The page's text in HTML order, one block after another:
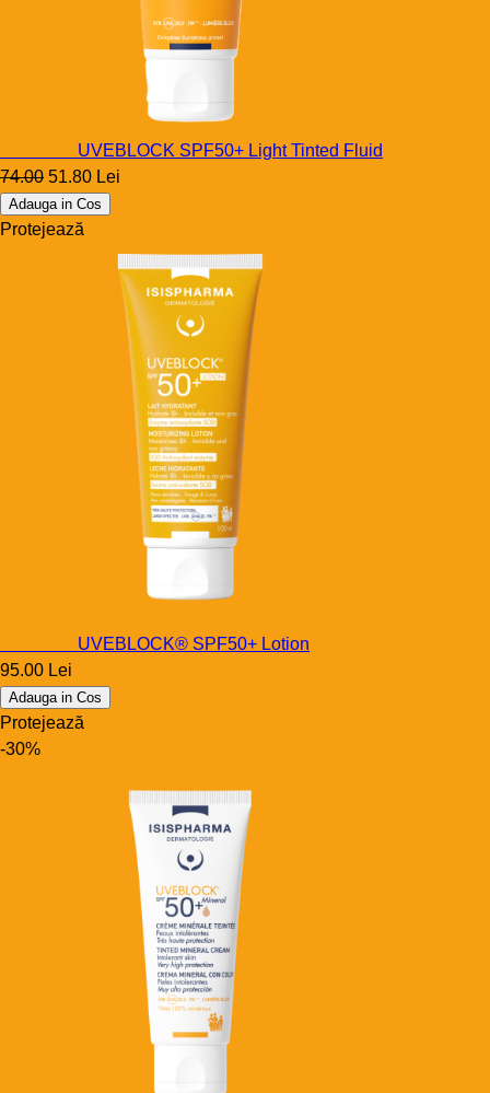
UVEBLOCK SPF50+ Light Tinted Fluid
74.00 51.80 Lei
Adauga in Cos
Protejează
UVEBLOCK® SPF50+ Lotion
95.00 Lei
Adauga in Cos
Protejează
-30%